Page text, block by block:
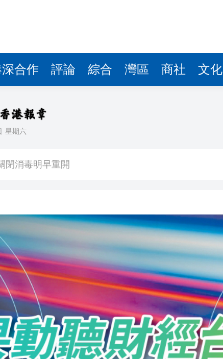
合作 評論 綜合 灣區 商社 文化
星期六
閉消毒明早重開
廣西推出港澳遊客門票五折優惠力拓暑期入境市場
國際消費與出海服務雙輪驅動
湖 視察城市發展新舊面
蹟 小梅沙迎國際客，鹽田港通亞太鏈